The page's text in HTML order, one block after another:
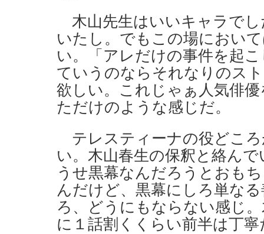
木山先生はいいキャラで
いたし。でもこの場におい
い。「アレだけの事件を起
ていうのならそれなりのス
欲しい。これじゃぁ人気俳
ただけのような感じだ。
テレスティーナの役どこ
い。木山春生の保釈と絡ん
うせ黒幕なんだろうとおも
んだけど、黒幕にしろ単な
ろ、どうにもならない感じ
に１話割くくらい前半は丁